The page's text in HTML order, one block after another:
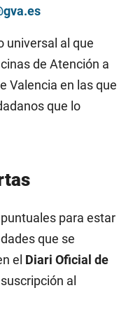
universal al que
de Atención a
Valencia en las que
que lo
para estar
que se
el Diari Oficial de
al